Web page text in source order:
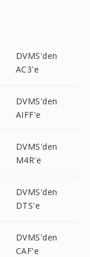
DVMS'den
AC3'e
DVMS'den
AIFF'e
DVMS'den
M4R'e
DVMS'den
DTS'e
DVMS'den
CAF'e